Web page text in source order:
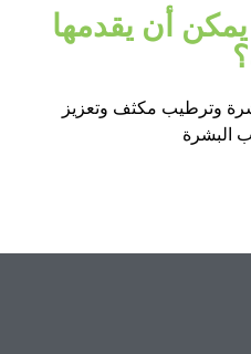
يمكن أن يقدمها
وترطيب مكثف وتعزيز
البشرة